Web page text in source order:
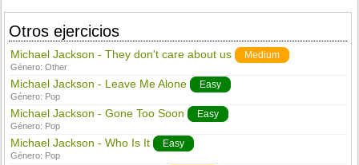
Otros ejercicios
Michael Jackson - They don't care about us Medium
Género:Other
Michael Jackson - Leave Me Alone Easy
Género: Pop
Michael Jackson - Gone Too Soon Easy
Género: Pop
Michael Jackson - Who Is It Easy
Género: Pop